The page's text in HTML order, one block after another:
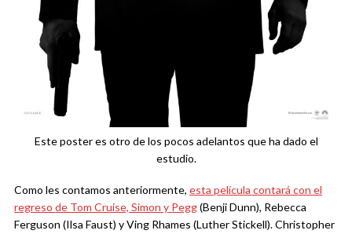
Este poster es otro de los pocos adelantos que ha dado el
estudio.
Como les contamos anteriormente, esta película contará con el
regreso de Tom Cruise, Simon y Pegg(Benji Dunn), Rebecca
Ferguson (Ilsa Faust) y Ving Rhames (Luther Stickell). Christopher